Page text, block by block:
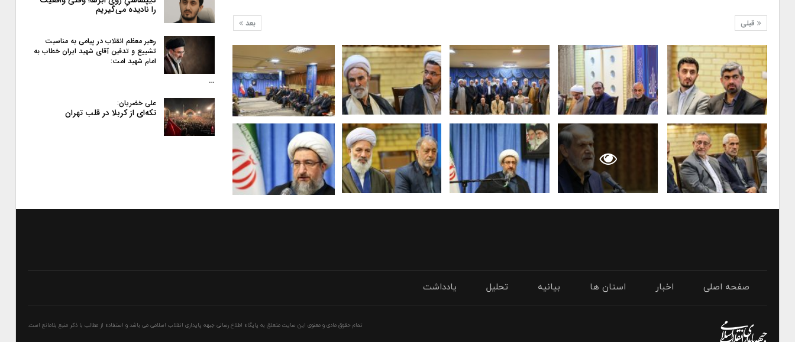
بعد قبلی
را نادیده می‌گیریم
رهبر معظم انقلاب در پیامی به‌ مناسبت
تشییع و تدفین آقای شهید ایران خطاب به
امام شهید امت:
…
علی خضریان:
تکه‌ای از کربلا در قلب تهران
صفحه اصلی اخبار استان ها بیانیه تحلیل یادداشت
تمام حقوق مادی و معنوی این سایت متعلق به پایگاه اطلاع رسانی جبهه پایداری انقلاب اسلامی می باشد و استفاده از مطالب با ذکر منبع بلامانع است.